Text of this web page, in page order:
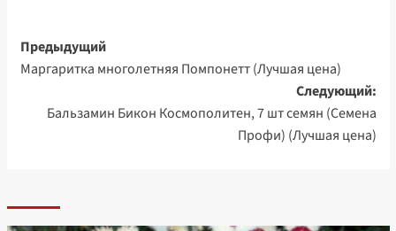
Навигация
записи
Предыдущий
Маргаритка многолетняя Помпонетт (Лучшая цена)
Следующий:
Бальзамин Бикон Космополитен, 7 шт семян (Семена
Профи) (Лучшая цена)